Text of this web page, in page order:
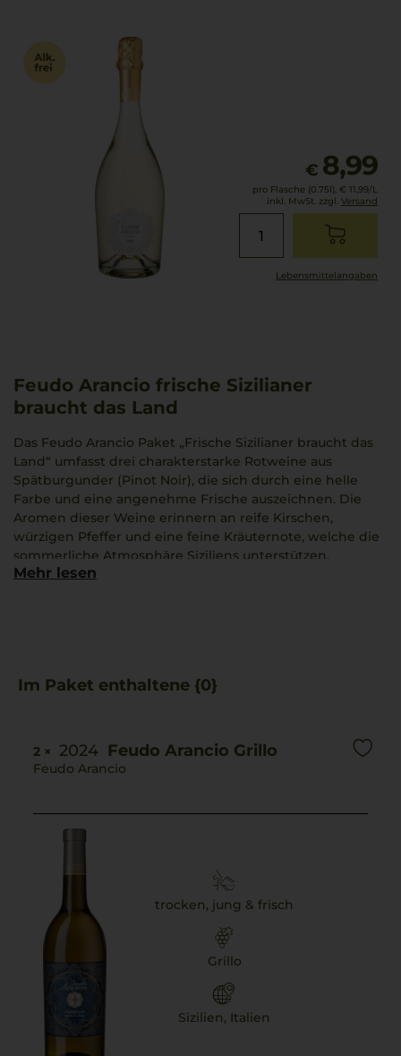
€ 8,99
pro Flasche (0.75l), € 11,99/L
inkl. MwSt. zzgl. Versand
Lebensmittel­angaben
Feudo Arancio frische Sizilianer
braucht das Land
Das Feudo Arancio Paket „Frische Sizilianer braucht das
Land“ umfasst drei charakterstarke Rotweine aus
Spätburgunder (Pinot Noir), die sich durch eine helle
Farbe und eine angenehme Frische auszeichnen. Die
Aromen dieser Weine erinnern an reife Kirschen,
würzigen Pfeffer und eine feine Kräuternote, welche die
sommerliche Atmosphäre Siziliens unterstützen.
Geschmacklich zeigen sie sich komplex und vielschichtig
dampfende Lasagne, die die Aromen der Weine
Mehr lesen
Im Paket enthaltene {0}
2 × 2024 Feudo Arancio Grillo
Feudo Arancio
trocken, jung & frisch
Grillo
Sizilien, Italien